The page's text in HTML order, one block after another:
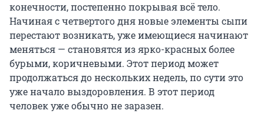
конечности, постепенно покрывая всё тело.
Начиная с четвертого дня новые элементы сыпи
перестают возникать, уже имеющиеся начинают
меняться — становятся из ярко-красных более
бурыми, коричневыми. Этот период может
продолжаться до нескольких недель, по сути это
уже начало выздоровления. В этот период
человек уже обычно не заразен.